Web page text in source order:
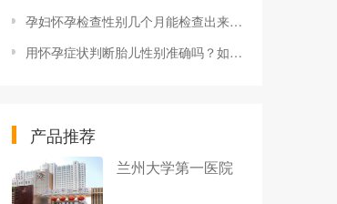
孕妇怀孕检查性别几个月能检查出来？什么情况可以鉴别胎儿性别？
用怀孕症状判断胎儿性别准确吗？如何判断怀的是男宝还是女宝？
产品推荐
兰州大学第一医院